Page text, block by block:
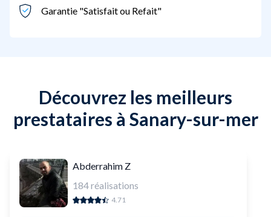
Garantie "Satisfait ou Refait"
Découvrez les meilleurs
prestataires à Sanary-sur-mer
Abderrahim Z
184réalisations
4.71